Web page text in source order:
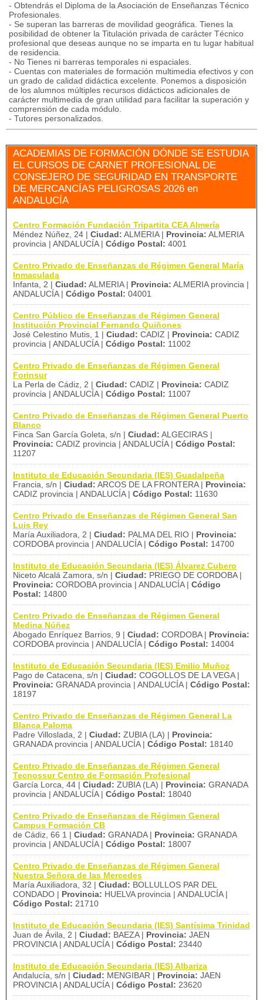
- Obtendrás el Diploma de la Asociación de Enseñanzas Técnico
Profesionales.
- Se superan las barreras de movilidad geográfica. Tienes la
posibilidad de obtener la Titulación privada de carácter Técnico
profesional que deseas aunque no se imparta en tu lugar habitual
de residencia.
- No Tienes ni barreras temporales ni espaciales.
- Cuentas con materiales de formación multimedia efectivos y con
un grado de calidad didáctica excelente. Ponemos a disposición
de los alumnos múltiples recursos didácticos adicionales de
carácter multimedia de gran utilidad para facilitar la superación y
comprensión de cada módulo.
- Tutores personalizados.
ACADEMIAS DE FORMACIÓN DÓNDE SE ESTUDIA
EL CURSOS DE CARNET PROFESIONAL DE
CONSEJERO DE SEGURIDAD EN TRANSPORTE
DE MERCANCÍAS PELIGROSAS 2026 en
ANDALUCÍA
Centro Formación Fundación Tripartita CEA Almería
Méndez Núñez, 24 | Ciudad: ALMERIA | Provincia: ALMERIA
provincia | ANDALUCÍA | Código Postal: 4001
Centro Privado de Enseñanzas de Régimen General María
Inmaculada
Infanta, 2 | Ciudad: ALMERIA | Provincia: ALMERIA provincia |
ANDALUCÍA | Código Postal: 04001
Centro Público de Enseñanzas de Régimen General
Institución Provincial Fernando Quiñones
José Celestino Mutis, 1 | Ciudad: CADIZ | Provincia: CADIZ
provincia | ANDALUCÍA | Código Postal: 11002
Centro Privado de Enseñanzas de Régimen General
Forinsur
La Perla de Cádiz, 2 | Ciudad: CADIZ | Provincia: CADIZ
provincia | ANDALUCÍA | Código Postal: 11007
Centro Privado de Enseñanzas de Régimen General Puerto
Blanco
Finca San García Goleta, s/n | Ciudad: ALGECIRAS |
Provincia: CADIZ provincia | ANDALUCÍA | Código Postal:
11207
Instituto de Educación Secundaria (IES) Guadalpeña
Francia, s/n | Ciudad: ARCOS DE LA FRONTERA | Provincia:
CADIZ provincia | ANDALUCÍA | Código Postal: 11630
Centro Privado de Enseñanzas de Régimen General San
Luis Rey
María Auxiliadora, 2 | Ciudad: PALMA DEL RIO | Provincia:
CORDOBA provincia | ANDALUCÍA | Código Postal: 14700
Instituto de Educación Secundaria (IES) Álvarez Cubero
Niceto Alcalá Zamora, s/n | Ciudad: PRIEGO DE CORDOBA |
Provincia: CORDOBA provincia | ANDALUCÍA | Código
Postal: 14800
Centro Privado de Enseñanzas de Régimen General
Medina Núñez
Abogado Enríquez Barrios, 9 | Ciudad: CORDOBA | Provincia:
CORDOBA provincia | ANDALUCÍA | Código Postal: 14004
Instituto de Educación Secundaria (IES) Emilio Muñoz
Pago de Catacena, s/n | Ciudad: COGOLLOS DE LA VEGA |
Provincia: GRANADA provincia | ANDALUCÍA | Código Postal:
18197
Centro Privado de Enseñanzas de Régimen General La
Blanca Paloma
Padre Villoslada, 2 | Ciudad: ZUBIA (LA) | Provincia:
GRANADA provincia | ANDALUCÍA | Código Postal: 18140
Centro Privado de Enseñanzas de Régimen General
Tecnossur Centro de Formación Profesional
García Lorca, 44 | Ciudad: ZUBIA (LA) | Provincia: GRANADA
provincia | ANDALUCÍA | Código Postal: 18040
Centro Privado de Enseñanzas de Régimen General
Campus Formación CB
de Cádiz, 66 1 | Ciudad: GRANADA | Provincia: GRANADA
provincia | ANDALUCÍA | Código Postal: 18007
Centro Privado de Enseñanzas de Régimen General
Nuestra Señora de las Mercedes
María Auxiliadora, 32 | Ciudad: BOLLULLOS PAR DEL
CONDADO | Provincia: HUELVA provincia | ANDALUCÍA |
Código Postal: 21710
Instituto de Educación Secundaria (IES) Santísima Trinidad
Juan de Ávila, 2 | Ciudad: BAEZA | Provincia: JAEN
PROVINCIA | ANDALUCÍA | Código Postal: 23440
Instituto de Educación Secundaria (IES) Albariza
Andalucía, s/n | Ciudad: MENGIBAR | Provincia: JAEN
PROVINCIA | ANDALUCÍA | Código Postal: 23620